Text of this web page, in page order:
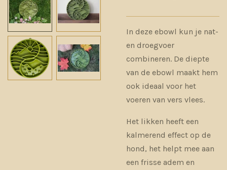
In deze ebowl kun je nat-
en droegvoer
combineren. De diepte
van de ebowl maakt hem
ook ideaal voor het
voeren van vers vlees.
Het likken heeft een
kalmerend effect op de
hond, het helpt mee aan
een frisse adem en